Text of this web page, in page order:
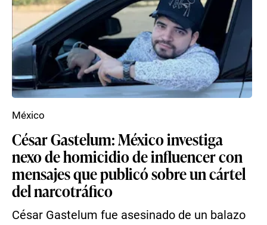
César Gastelum: México investiga
nexo de homicidio de influencer con
mensajes que publicó sobre un cártel
del narcotráfico
César Gastelum fue asesinado de un balazo
México